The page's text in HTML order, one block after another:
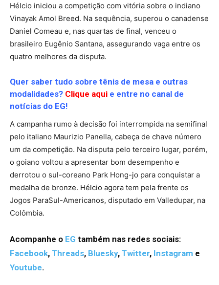
Hélcio iniciou a competição com vitória sobre o indiano
Vinayak Amol Breed. Na sequência, superou o canadense
Daniel Comeau e, nas quartas de final, venceu o
brasileiro Eugênio Santana, assegurando vaga entre os
quatro melhores da disputa.
Quer saber tudo sobre tênis de mesa e outras
modalidades? Clique aqui e entre no canal de
notícias do EG!
A campanha rumo à decisão foi interrompida na semifinal
pelo italiano Maurizio Panella, cabeça de chave número
um da competição. Na disputa pelo terceiro lugar, porém,
o goiano voltou a apresentar bom desempenho e
derrotou o sul-coreano Park Hong-jo para conquistar a
medalha de bronze. Hélcio agora tem pela frente os
Jogos ParaSul-Americanos, disputado em Valledupar, na
Colômbia.
Acompanhe o EG também nas redes sociais:
Facebook, Threads, Bluesky, Twitter, Instagram e
Youtube.